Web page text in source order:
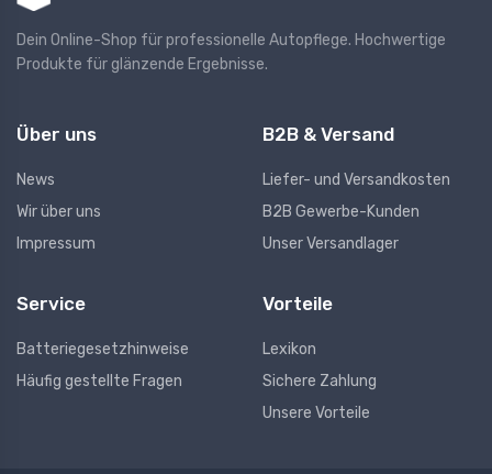
Dein Online-Shop für professionelle Autopflege. Hochwertige
Produkte für glänzende Ergebnisse.
Über uns
News
Wir über uns
Impressum
B2B & Versand
Liefer- und Versandkosten
B2B Gewerbe-Kunden
Unser Versandlager
Service
Batteriegesetzhinweise
Häufig gestellte Fragen
Vorteile
Lexikon
Sichere Zahlung
Unsere Vorteile